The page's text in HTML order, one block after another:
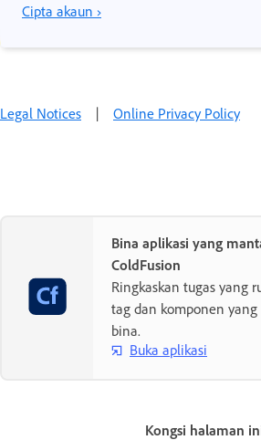
Cipta akaun ›
Legal Notices | Online Privacy Policy
Bina aplikasi yang
ColdFusion
Ringkaskan tugas yang
tag dan komponen yang
bina.
Buka aplikasi
Kongsi halaman